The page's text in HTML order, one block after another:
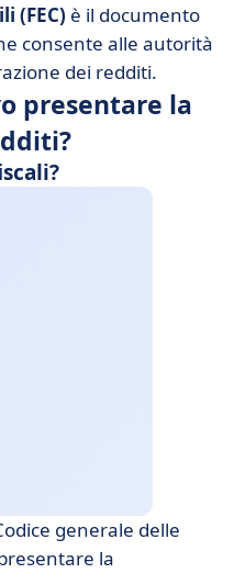
(FEC) è il documento
consente alle autorità
dei redditi.
presentare la
generale delle
la